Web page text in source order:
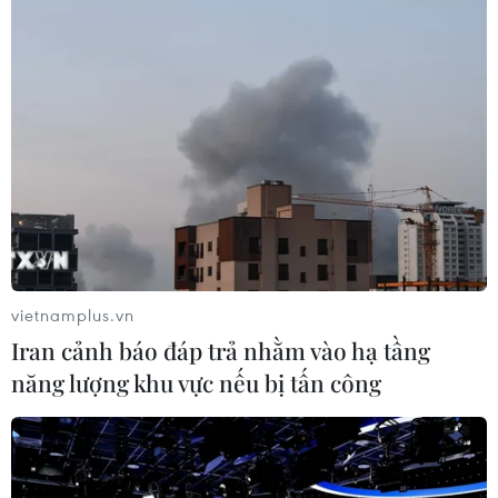
Bộ Y tế đề xuất 8 nhóm
chính sách trong sửa đổi
Luật hiến, ghép mô, tạng
03/08/2026 14:44
Quảng Ninh chấm dứt cơ
sở giết mổ động vật không
đủ điều kiện trước 31/10
03/08/2026 11:31
Bệnh viện hạng đặc biệt cơ
sở Ninh Bình khẳng định
Bộ Y tế: Đề xuất quỹ Bảo
hiểm y tế thanh toán chi
vietnamplus.vn
Iran cảnh báo đáp trả nhằm vào hạ tầng
năng lượng khu vực nếu bị tấn công